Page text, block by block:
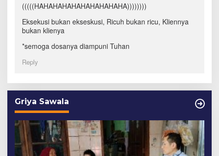
(((((HAHAHAHAHAHAHAHAHAHA))))))))
Eksekusi bukan ekseskusi, Ricuh bukan ricu, Kliennya
bukan klienya
*semoga dosanya diampuni Tuhan
Reply
Griya Sawala